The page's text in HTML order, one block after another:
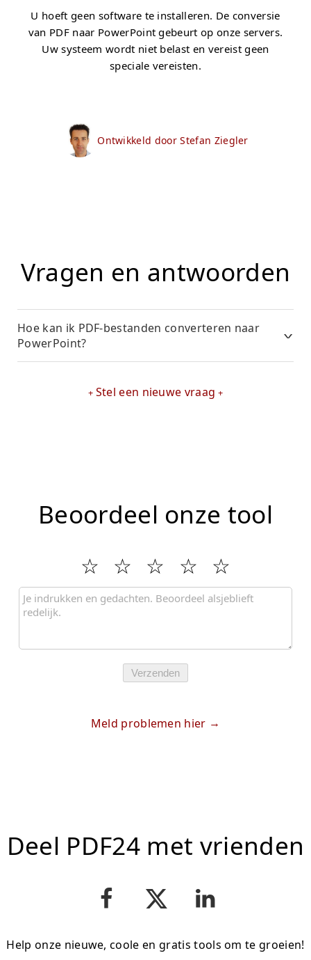
U hoeft geen software te installeren. De conversie
van PDF naar PowerPoint gebeurt op onze servers.
Uw systeem wordt niet belast en vereist geen
speciale vereisten.
Ontwikkeld door Stefan Ziegler
Vragen en antwoorden
Hoe kan ik PDF-bestanden converteren naar
PowerPoint?
Stel een nieuwe vraag
Beoordeel onze tool
Verzenden
Meld problemen hier
Deel PDF24 met vrienden
Help onze nieuwe, coole en gratis tools om te groeien!